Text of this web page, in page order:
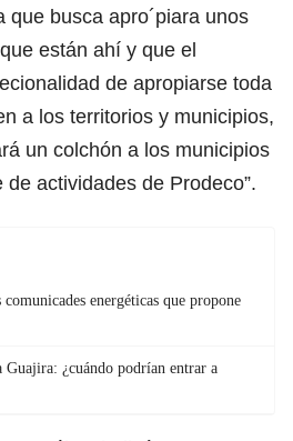
que busca apro´piara unos
están ahí y que el
de apropiarse toda
a los territorios y municipios,
un colchón a los municipios
actividades de Prodeco”.
energéticas que propone
Guajira: ¿cuándo podrían entrar a